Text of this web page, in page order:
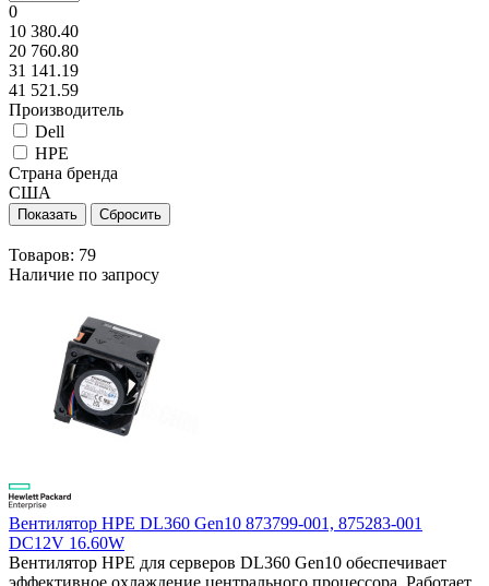
0
10 380.40
20 760.80
31 141.19
41 521.59
Производитель
Dell
HPE
Страна бренда
США
Товаров: 79
Наличие по запросу
Вентилятор HPE DL360 Gen10 873799-001, 875283-001
DC12V 16.60W
Вентилятор HPE для серверов DL360 Gen10 обеспечивает
эффективное охлаждение центрального процессора. Работает